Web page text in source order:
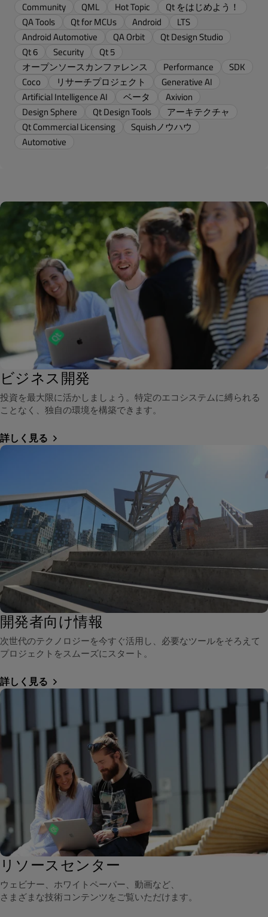
Community QML Hot Topic
Qt をはじめよう！
QA Tools
Qt for MCUs Android
LTS
Android Automotive
QA Orbit
Qt Design Studio
Qt 6
Security
Qt 5
オープンソースカンファレンス
Performance
SDK
Coco
リサーチプロジェクト
Generative AI
Artificial Intelligence AI
ベータ
Axivion
Design Sphere
Qt Design Tools
アーキテクチャ
Qt Commercial Licensing
Squishノウハウ
Automotive
ビジネス開発
投資を最大限に活かしましょう。特定のエコシステムに縛られる
ことなく、独自の環境を構築できます。
詳しく見る
開発者向け情報
次世代のテクノロジーを今すぐ活用し、必要なツールをそろえて
プロジェクトをスムーズにスタート。
詳しく見る
リソースセンター
ウェビナー、ホワイトペーパー、動画など、
さまざまな技術コンテンツをご覧いただけます。